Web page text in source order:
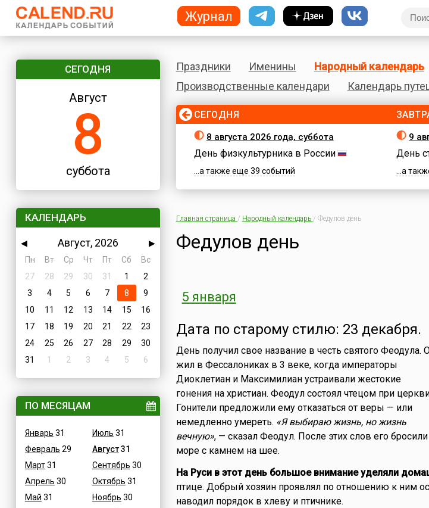
СЕГОДНЯ
Август
8
суббота
КАЛЕНДАРЬ
◀ Август, 2026
▶
Пн
Вт Ср Чт Пт Сб
Вс
27
28 29 30 31 1
2
3
4 5 6 7 8
9
10
11 12 13 14 15
16
17
18 19 20 21 22
23
24
25 26 27 28 29
30
31
1 2 3 4 5 6
ПО МЕСЯЦАМ
Январь 31
Февраль 29
Март31
Апрель 30
Май 31
Июль 31
Август31
Сентябрь 30
Октябрь 31
Ноябрь 30
Праздники Именины Народный календарь
Производственные календари
Календарь
СЕГОДНЯ
8 августа 2026 года, суббота
День физкультурника в России
...а также еще 39 событий
9
День
...а
Главная страница / Народный календарь / Федулов день
Федулов день
5 января
Дата по старому стилю: 23 декабря.
День получил свое название в честь святого Феодула.
жил в Фессалониках в 3 веке, когда императоры
Диоклетиан и Максимилиан устраивали жестокие
гонения на христиан. Феодул состоял чтецом при
Гонители предложили ему отказаться от веры — или
немедленно умереть. «Я выбираю жизнь, но жизнь
вечную», — сказал Феодул. После этих слов его
море с камнем на шее.
На Руси в этот день большое внимание уделяли
птице. Добрый хозяин проявлял по отношению к ним
наводил порядок в хлеву и птичнике.
Журнал